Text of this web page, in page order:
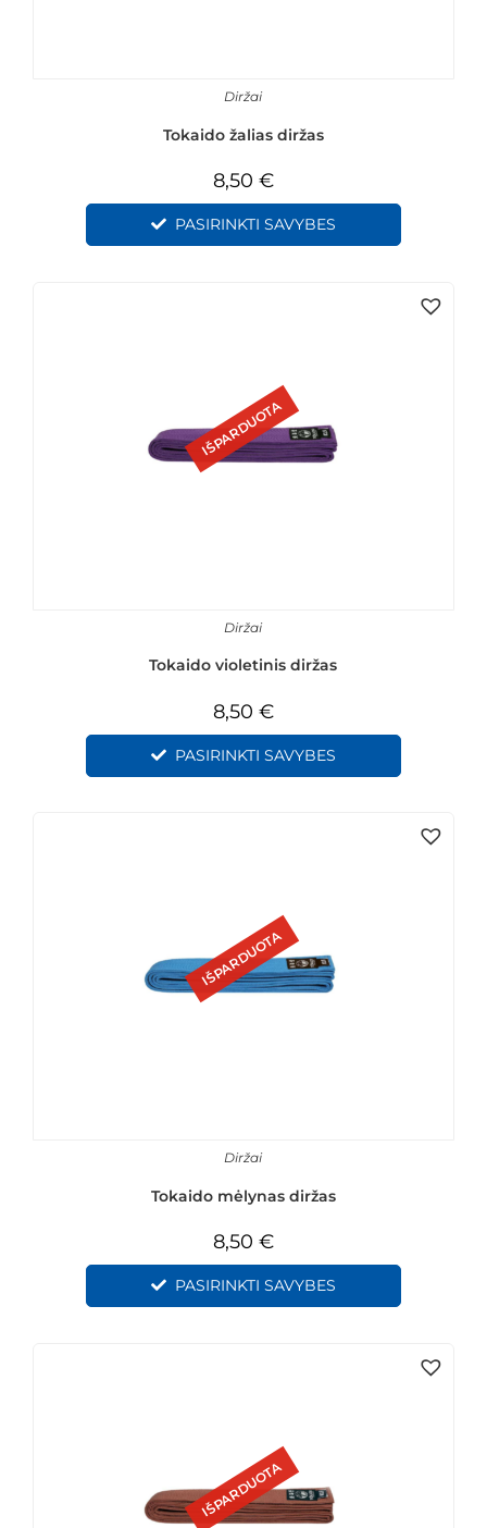
Diržai
Tokaido žalias diržas
8,50 €
PASIRINKTI SAVYBES
IŠPARDUOTA
Diržai
Tokaido violetinis diržas
8,50 €
PASIRINKTI SAVYBES
IŠPARDUOTA
Diržai
Tokaido mėlynas diržas
8,50 €
PASIRINKTI SAVYBES
IŠPARDUOTA